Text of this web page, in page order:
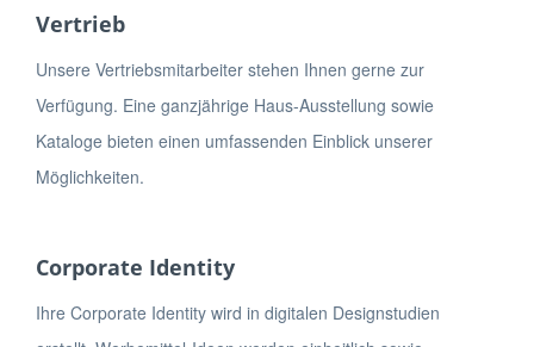
Vertrieb
Unsere Vertriebsmitarbeiter stehen Ihnen gerne zur
Verfügung. Eine ganzjährige Haus-Ausstellung sowie
Kataloge bieten einen umfassenden Einblick unserer
Möglichkeiten.
Corporate Identity
Ihre Corporate Identity wird in digitalen Designstudien